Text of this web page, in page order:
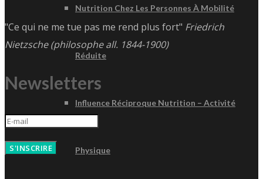
Nutrition Chez Les Personnes À Mobilité
Réduite
Influence Réciproque Nutrition – Activité
Physique
"Ce qui ne me tue pas me rend plus fort" Friedrich
Nietzsche (philosophe all. 1844-1900)
Newsletters
S'INSCRIRE